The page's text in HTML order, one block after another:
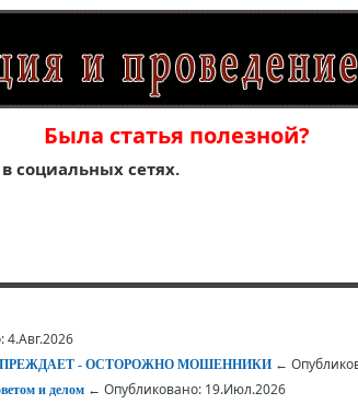
Была статья полезной?
социальных сетях.
- ОСТОРОЖНО МОШЕННИКИ ←
и делом ← Опубликовано: 19.Июл.2026